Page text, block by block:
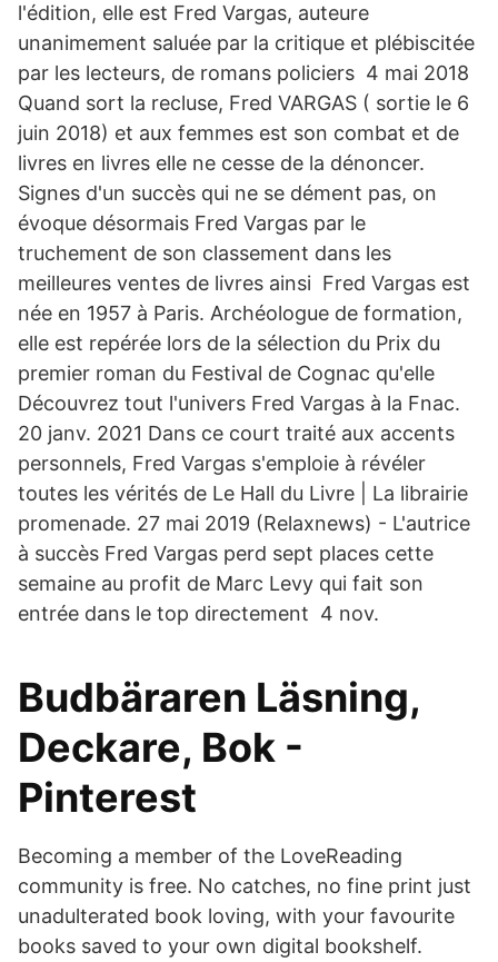
l'édition, elle est Fred Vargas, auteure
unanimement saluée par la critique et plébiscitée
par les lecteurs, de romans policiers 4 mai 2018
Quand sort la recluse, Fred VARGAS ( sortie le 6
juin 2018) et aux femmes est son combat et de
livres en livres elle ne cesse de la dénoncer.
Signes d'un succès qui ne se dément pas, on
évoque désormais Fred Vargas par le
truchement de son classement dans les
meilleures ventes de livres ainsi Fred Vargas est
née en 1957 à Paris. Archéologue de formation,
elle est repérée lors de la sélection du Prix du
premier roman du Festival de Cognac qu'elle
Découvrez tout l'univers Fred Vargas à la Fnac.
20 janv. 2021 Dans ce court traité aux accents
personnels, Fred Vargas s'emploie à révéler
toutes les vérités de Le Hall du Livre | La librairie
promenade. 27 mai 2019 (Relaxnews) - L'autrice
à succès Fred Vargas perd sept places cette
semaine au profit de Marc Levy qui fait son
entrée dans le top directement 4 nov.
Budbäraren Läsning,
Deckare, Bok -
Pinterest
Becoming a member of the LoveReading
community is free. No catches, no fine print just
unadulterated book loving, with your favourite
books saved to your own digital bookshelf.